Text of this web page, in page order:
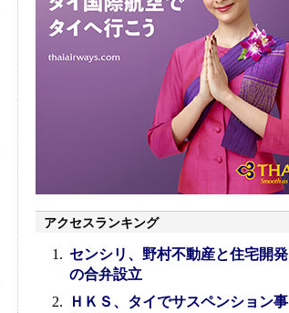
アクセスランキング
センシリ、野村不動産と住宅開発
の合弁設立
ＨＫＳ、タイでサスペンション事